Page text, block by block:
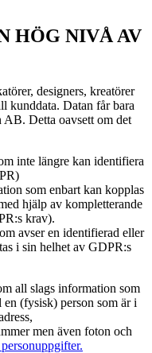
HÖG NIVÅ AV
designers, kreatörer
kunddata. Datan får bara
Detta oavsett om det
inte längre kan identifiera
som enbart kan kopplas
hjälp av kompletterande
krav).
avser en identifierad eller
i sin helhet av GDPR:s
all slags information som
(fysisk) person som är i
men även foton och